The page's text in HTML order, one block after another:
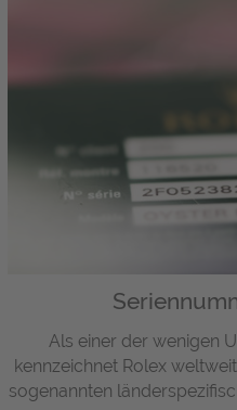
Als einer der wenigen
kennzeichnet Rolex
sogenannten